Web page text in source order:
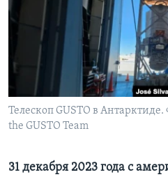
Learning English
СОЦИАЛЬНЫЕ СЕТИ
Языки
Телескоп GUSTO в Антарктиде.
the GUSTO Team
31 декабря 2023 года с